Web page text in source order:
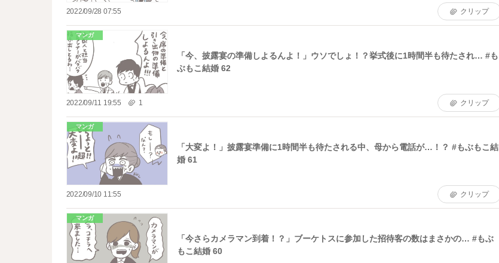
2022/09/28 07:55 クリップ
マンガ
「今、披露宴の準備しよるんよ！」ウソでしょ！？挙式後に1時間半も待たされ… #も
ぶもこ結婚 62
2022/09/11 19:55 1 クリップ
マンガ
「大変よ！」披露宴準備に1時間半も待たされる中、母から電話が…！？ #もぶもこ結
婚 61
2022/09/10 11:55 クリップ
マンガ
「今さらカメラマン到着！？」ブーケトスに参加した招待客の数はまさかの… #もぶ
もこ結婚 60